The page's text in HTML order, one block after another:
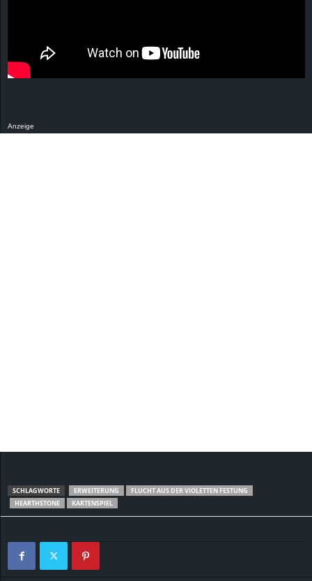
Anzeige
SCHLAGWORTE ERWEITERUNG
FLUCHT AUS DER VIOLETTEN FESTUNG
HEARTHSTONE
KARTENSPIEL